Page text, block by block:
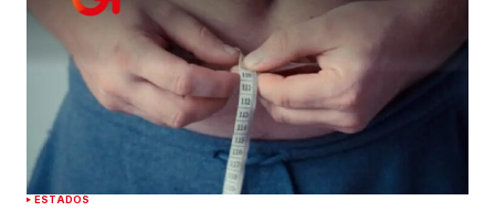
ESTADOS